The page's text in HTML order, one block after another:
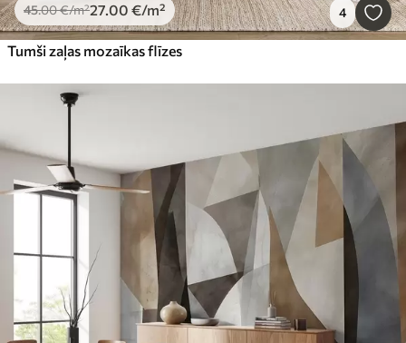
45.00€/m²27.00 €/m² 4
Tumši zaļas mozaīkas flīzes